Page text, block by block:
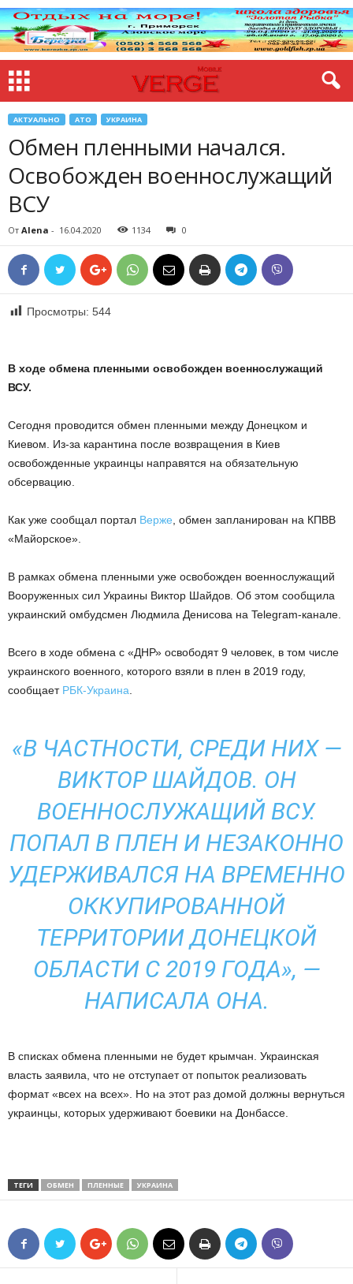
АКТУАЛЬНО АТО УКРАИНА
Обмен пленными начался.
Освобожден военнослужащий
ВСУ
От Alena - 16.04.2020 1134 0
Просмотры: 544
В ходе обмена пленными освобожден военнослужащий
ВСУ.
Сегодня проводится обмен пленными между Донецком и
Киевом. Из-за карантина после возвращения в Киев
освобожденные украинцы направятся на обязательную
обсервацию.
Как уже сообщал портал Верже , обмен запланирован на КПВВ
«Майорское».
В рамках обмена пленными уже освобожден военнослужащий
Вооруженных сил Украины Виктор Шайдов. Об этом сообщила
украинский омбудсмен Людмила Денисова на Telegram-канале.
Всего в ходе обмена с «ДНР» освободят 9 человек, в том числе
украинского военного, которого взяли в плен в 2019 году,
сообщает РБК-Украина
«В ЧАСТНОСТИ, СРЕДИ НИХ —
ВИКТОР ШАЙДОВ. ОН
ВОЕННОСЛУЖАЩИЙ ВСУ.
ПОПАЛ В ПЛЕН И НЕЗАКОННО
УДЕРЖИВАЛСЯ НА ВРЕМЕННО
ОККУПИРОВАННОЙ
ТЕРРИТОРИИ ДОНЕЦКОЙ
ОБЛАСТИ С 2019 ГОДА», —
НАПИСАЛА ОНА.
В списках обмена пленными не будет крымчан. Украинская
власть заявила, что не отступает от попыток реализовать
формат «всех на всех». Но на этот раз домой должны вернуться
украинцы, которых удерживают боевики на Донбассе.
ТЕГИ ОБМЕН ПЛЕННЫЕ УКРАИНА